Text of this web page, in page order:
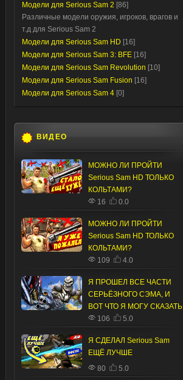
Модели для Serious Sam 2 [86]
Различные модели оружия, игроков, врагов и
т.д для Serious Sam 2
Модели для Serious Sam HD [16]
Модели для Serious Sam 3: BFE [16]
Модели для Serious Sam Revolution [10]
Модели для Serious Sam Fusion [16]
Модели для Serious Sam 4 [0]
ВИДЕО
МОЖНО ЛИ ПРОЙТИ
Serious Sam HD ТОЛЬКО
КОЛЬТАМИ?
16
0.0
МОЖНО ЛИ ПРОЙТИ
Serious Sam HD ТОЛЬКО
КОЛЬТАМИ?
109
4.0
Я ПРОШЕЛ ВСЕ ЧАСТИ
СЕРЬЁЗНОГО СЭМА, И
ВОТ ЧТО Я МОГУ СКАЗАТЬ
106
5.0
Я СДЕЛАЛ Serious Sam
ЕЩЁ ЛУЧШЕ
80
5.0